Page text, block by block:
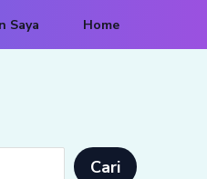
Saya Home
Cari